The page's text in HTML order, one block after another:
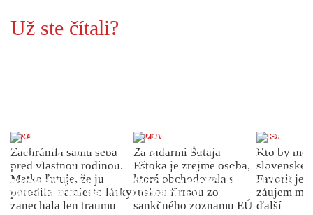
Už ste čítali?
ŽENA
Zachránila samu seba
pred vlastnou rodinou.
Matka ľutuje, že ju
porodila, namiesto lásky
zanechala len traumu
DOMOV
Za radarmi Šutaja
Eštoka je zrejme osoba,
ktorá obchodovala s
ruskou firmou zo
sankčného zoznamu EÚ
INDEX
Kto by
slovenské
Favorit je
záujem
ďalší